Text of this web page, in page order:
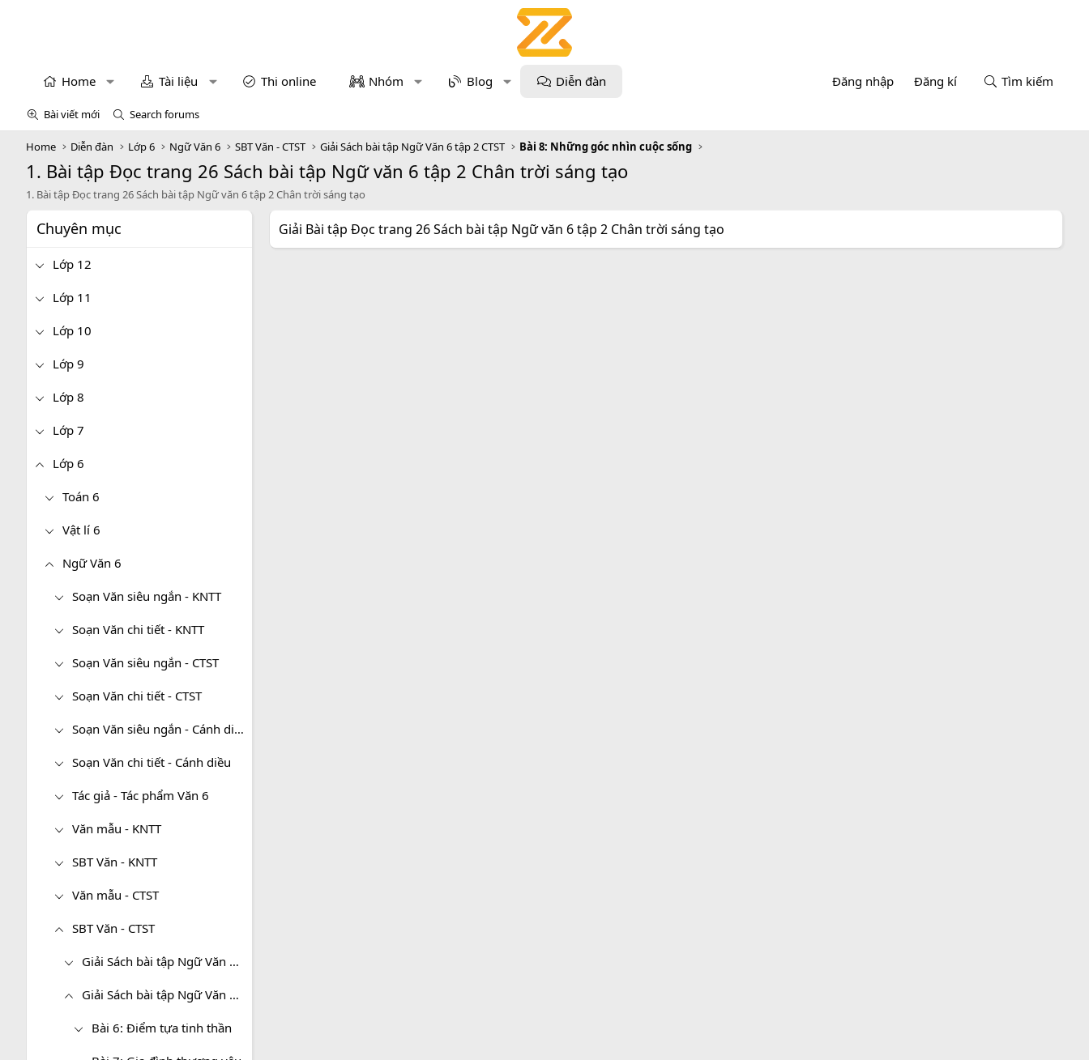
Home Tài liệu Thi online Nhóm Blog Diễn đàn Đăng nhập Đăng kí Tìm kiếm
Bài viết mới Search forums
Home Diễn đàn Lớp 6 Ngữ Văn 6 SBT Văn - CTST Giải Sách bài tập Ngữ Văn 6 tập 2 CTST Bài 8: Những góc nhìn cuộc sống
1. Bài tập Đọc trang 26 Sách bài tập Ngữ văn 6 tập 2 Chân trời sáng tạo
1. Bài tập Đọc trang 26 Sách bài tập Ngữ văn 6 tập 2 Chân trời sáng tạo
Chuyên mục
Lớp 12
Lớp 11
Lớp 10
Lớp 9
Lớp 8
Lớp 7
Lớp 6
Toán 6
Vật lí 6
Ngữ Văn 6
Soạn Văn siêu ngắn - KNTT
Soạn Văn chi tiết - KNTT
Soạn Văn siêu ngắn - CTST
Soạn Văn chi tiết - CTST
Soạn Văn siêu ngắn - Cánh diều
Soạn Văn chi tiết - Cánh diều
Tác giả - Tác phẩm Văn 6
Văn mẫu - KNTT
SBT Văn - KNTT
Văn mẫu - CTST
SBT Văn - CTST
Giải Sách bài tập Ngữ Văn 6 tập 1 CTST
Giải Sách bài tập Ngữ Văn 6 tập 2 CTST
Bài 6: Điểm tựa tinh thần
Giải Bài tập Đọc trang 26 Sách bài tập Ngữ văn 6 tập 2 Chân trời sáng tạo